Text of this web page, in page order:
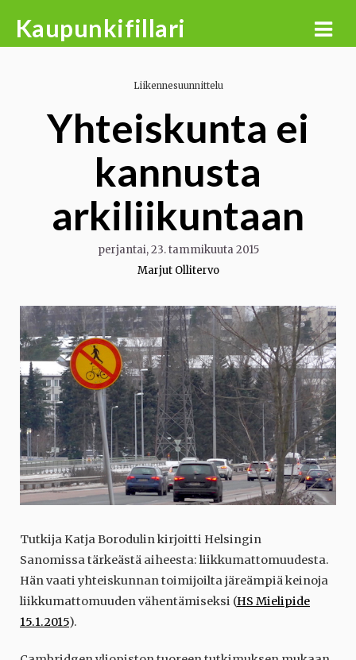
Kaupunkifillari
Liikennesuunnittelu
Yhteiskunta ei
kannusta
arkiliikuntaan
perjantai, 23. tammikuuta 2015
Marjut Ollitervo
Tutkija Katja Borodulin kirjoitti Helsingin
Sanomissa tärkeästä aiheesta: liikkumattomuudesta.
Hän vaati yhteiskunnan toimijoilta järeämpiä keinoja
liikkumattomuuden vähentämiseksi (HS Mielipide
15.1.2015).